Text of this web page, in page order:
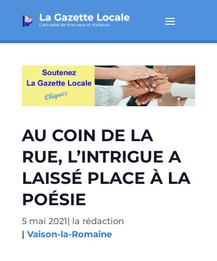
AU COIN DE LA
RUE, L’INTRIGUE A
LAISSÉ PLACE À LA
POÉSIE
5 mai 2021| la rédaction
| Vaison-la-Romaine